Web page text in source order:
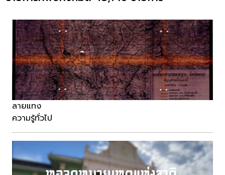
ลายแทง
ความรู้ทั่วไป